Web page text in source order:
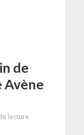
de
Avène
lecture